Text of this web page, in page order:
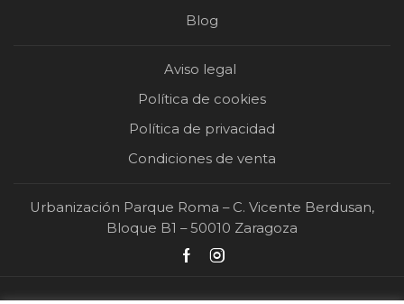
Blog
Aviso legal
Política de cookies
Política de privacidad
Condiciones de venta
Urbanización Parque Roma – C. Vicente Berdusan,
Bloque B1 – 50010 Zaragoza